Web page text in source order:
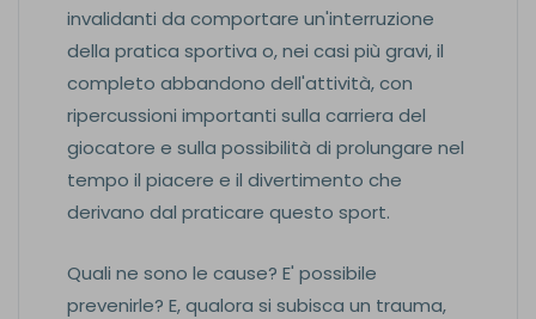
invalidanti da comportare un'interruzione
della pratica sportiva o, nei casi più gravi, il
completo abbandono dell'attività, con
ripercussioni importanti sulla carriera del
giocatore e sulla possibilità di prolungare nel
tempo il piacere e il divertimento che
derivano dal praticare questo sport.
Quali ne sono le cause? E' possibile
prevenirle? E, qualora si subisca un trauma,